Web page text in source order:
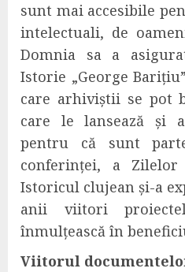
sunt maiaccesibile
intelectuali, de
Domnia sa a
Istorie „George
care arhiviștii se pot
care le lansează și
pentru că sunt
conferinței, a Zilelor
Istoricul clujean și-a
anii viitori
înmulțească în
Viitorul